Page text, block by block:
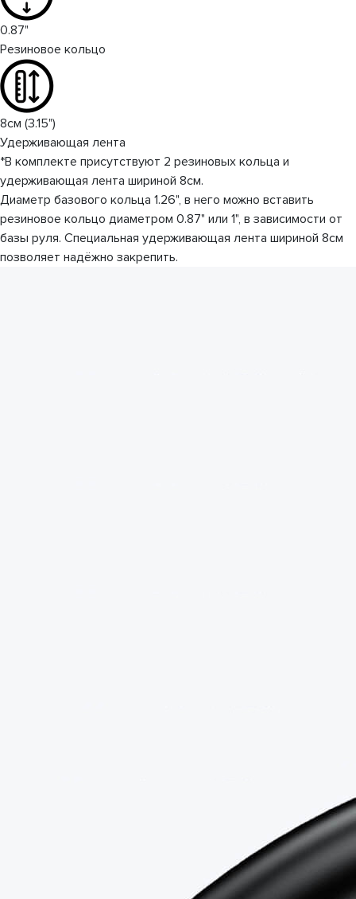
0.87"
Резиновое кольцо
8см (3.15")
Удерживающая лента
*В комплекте присутствуют 2 резиновых кольца и
удерживающая лента шириной 8см.
Диаметр базового кольца 1.26", в него можно вставить
резиновое кольцо диаметром 0.87" или 1", в зависимости от
базы руля. Специальная удерживающая лента шириной 8см
позволяет надёжно закрепить.